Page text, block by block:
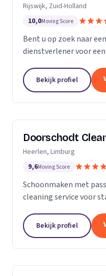
Rijswijk, Zuid-Holland
10,0Moving Score
Bent u op zoek naar
dienstverlener voor
groeiende
het vak.
Bekijk profiel
Doorschodt
Heerlen, Limburg
9,6Moving Score
Schoonmaken met
cleaning service voor
Bekijk profiel